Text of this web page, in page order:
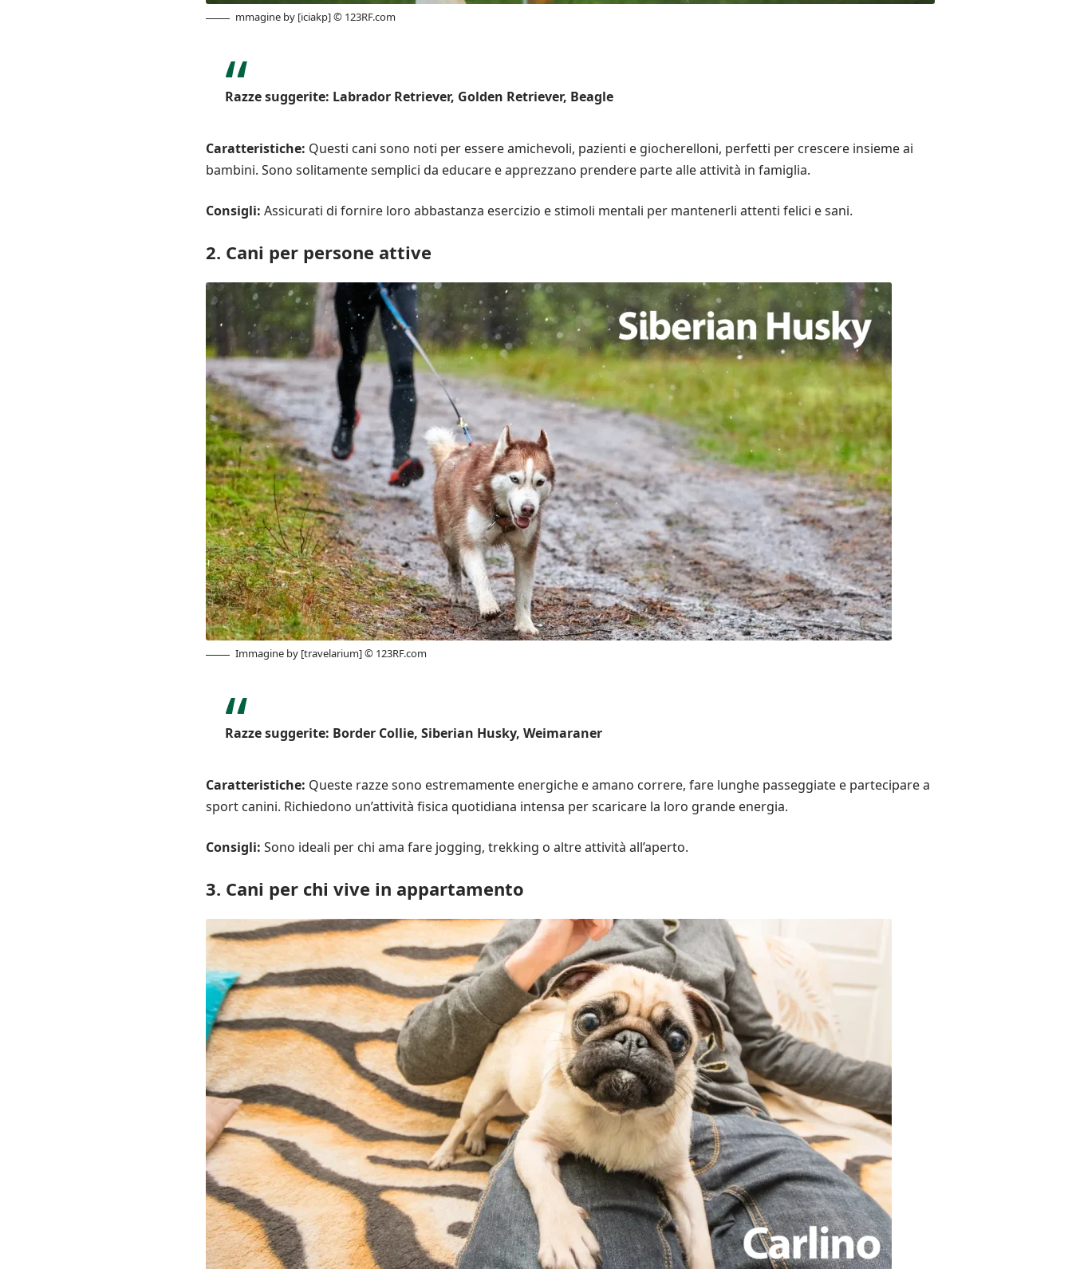
mmagine by [iciakp] © 123RF.com
Razze suggerite: Labrador Retriever, Golden Retriever, Beagle
Caratteristiche: Questi cani sono noti per essere amichevoli, pazienti e giocherelloni, perfetti per crescere insieme ai
bambini. Sono solitamente semplici da educare e apprezzano prendere parte alle attività in famiglia.
Consigli: Assicurati di fornire loro abbastanza esercizio e stimoli mentali per mantenerli attenti felici e sani.
2. Cani per persone attive
Immagine by [travelarium] © 123RF.com
Razze suggerite: Border Collie, Siberian Husky, Weimaraner
Caratteristiche: Queste razze sono estremamente energiche e amano correre, fare lunghe passeggiate e partecipare a
sport canini. Richiedono un’attività fisica quotidiana intensa per scaricare la loro grande energia.
Consigli: Sono ideali per chi ama fare jogging, trekking o altre attività all’aperto.
3. Cani per chi vive in appartamento